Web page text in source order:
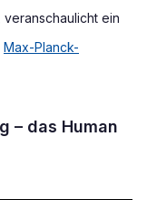
ein
Max-Planck-
– das Human